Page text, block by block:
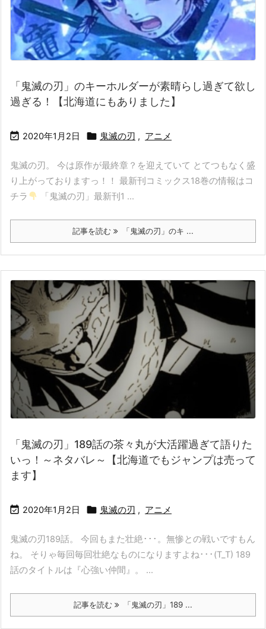
「鬼滅の刃」のキーホルダーが素晴らし過ぎて欲し
過ぎる！【北海道にもありました】
 2020年1月2日  鬼滅の刃 , アニメ
鬼滅の刃。 今は原作が最終章？を迎えていて とてつもなく盛
り上がっておりますっ！！ 最新刊コミックス18巻の情報はコ
チラ
「鬼滅の刃」最新刊1 ...
記事を読む 「鬼滅の刃」のキ ...
「鬼滅の刃」189話の茶々丸が大活躍過ぎて語りた
いっ！～ネタバレ～【北海道でもジャンプは売って
ます】
 2020年1月2日  鬼滅の刃 , アニメ
鬼滅の刃189話。 今回もまた壮絶･･･。無惨との戦いですもん
ね。 そりゃ毎回毎回壮絶なものになりますよね･･･(T_T) 189
話のタイトルは『心強い仲間』。 ...
記事を読む 「鬼滅の刃」189 ...